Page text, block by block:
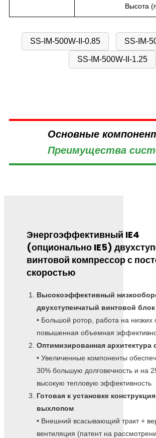
Высота
SS-IM-500W-II-0.85 SS-IM-
SS-IM-500W-II-1.25
Основные
Преимущества
Энергоэффективный IE4
(опционально IE5)
винтовой компрессор с
скоростью
Высокоэффективный
двухступенчатый винтовой блок
• Большой ротор, работа на низких
повышенная объемная
Оптимизированная архитектура
• Увеличенные компоненты
30% большую долговечность и на
высокую тепловую эффективность
Готовая к установке
выхлопом
• Внешний всасывающий тракт +
вентиляция (патент на